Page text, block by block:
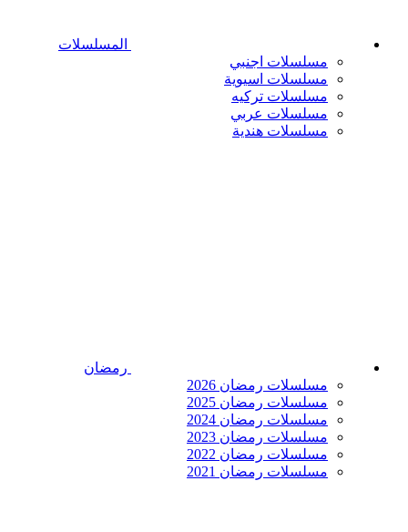
المسلسلات
مسلسلات اجنبي
مسلسلات اسيوية
مسلسلات تركيه
مسلسلات عربي
مسلسلات هندية
رمضان
مسلسلات رمضان 2026
مسلسلات رمضان 2025
مسلسلات رمضان 2024
مسلسلات رمضان 2023
مسلسلات رمضان 2022
مسلسلات رمضان 2021